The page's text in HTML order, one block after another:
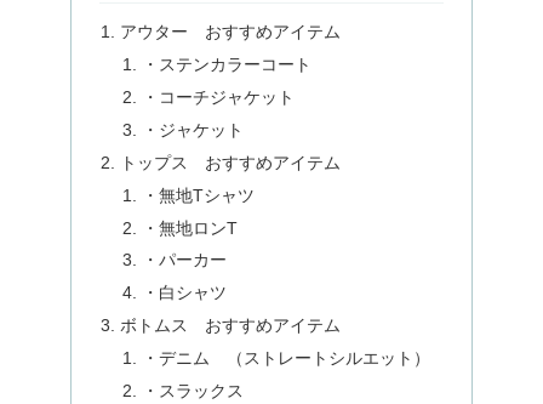
アウター おすすめアイテム
・ステンカラーコート
・コーチジャケット
・ジャケット
トップス おすすめアイテム
・無地Tシャツ
・無地ロンT
・パーカー
・白シャツ
ボトムス おすすめアイテム
・デニム （ストレートシルエット）
・スラックス